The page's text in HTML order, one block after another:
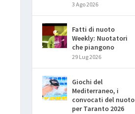
3 Ago 2026
Fatti di nuoto
Weekly: Nuotatori
che piangono
29 Lug 2026
Giochi del
Mediterraneo, i
convocati del nuoto
per Taranto 2026